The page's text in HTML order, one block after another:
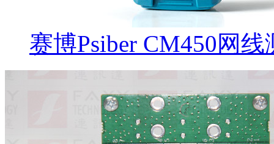
赛博Psiber CM450网线